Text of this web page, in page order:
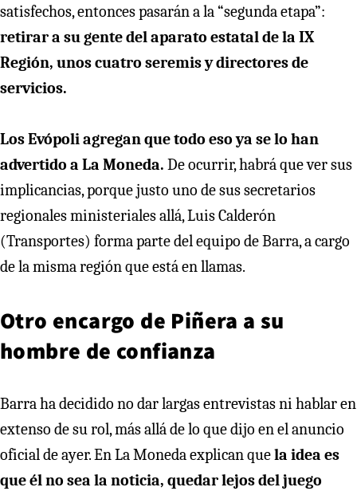
satisfechos, entonces pasarán a la “segunda etapa”:
retirar a su gente del aparato estatal de la IX
Región, unos cuatro seremis y directores de
servicios.
Los Evópoli agregan que todo eso ya se lo han
advertido a La Moneda. De ocurrir, habrá que ver sus
implicancias, porque justo uno de sus secretarios
regionales ministeriales allá, Luis Calderón
(Transportes) forma parte del equipo de Barra, a cargo
de la misma región que está en llamas.
Otro encargo de Piñera a su
hombre de confianza
Barra ha decidido no dar largas entrevistas ni hablar en
extenso de su rol, más allá de lo que dijo en el anuncio
oficial de ayer. En La Moneda explican quela idea es
que él no sea la noticia, quedar lejos del juego